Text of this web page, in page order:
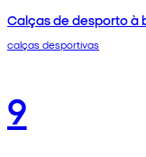
Calças de desporto à
calças desportivas
9